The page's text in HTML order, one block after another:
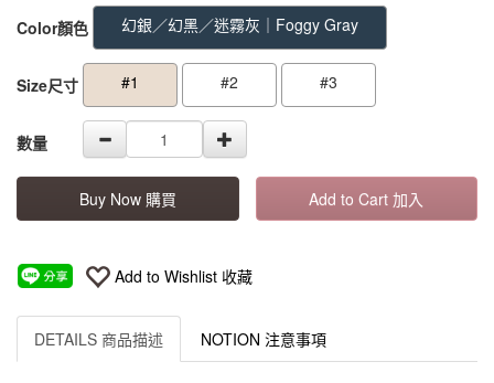
GOODS000000000000000000565
Color顏色 幻銀／幻黑／迷霧灰｜Foggy Gray
Size尺寸 #1 #2 #3
數量
Buy Now 購買 Add to Cart 加入
Add to Wishlist 收藏
DETAILS 商品描述 NOTION 注意事項